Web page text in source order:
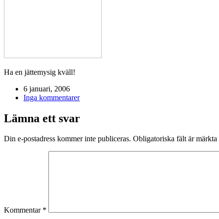
Ha en jättemysig kväll!
6 januari, 2006
Inga kommentarer
Lämna ett svar
Din e-postadress kommer inte publiceras. Obligatoriska fält är märkta
Kommentar *